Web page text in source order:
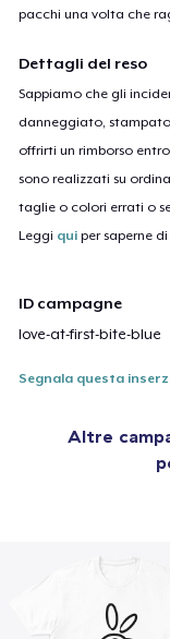
pacchi una volta che
Dettagli del reso
Sappiamo che gli
danneggiato,
offrirti un rimborso
sono realizzati su
taglie o colori errati o
Leggi qui per saperne
ID campagne
love-at-first-bite-blue
Segnala questa
Altre